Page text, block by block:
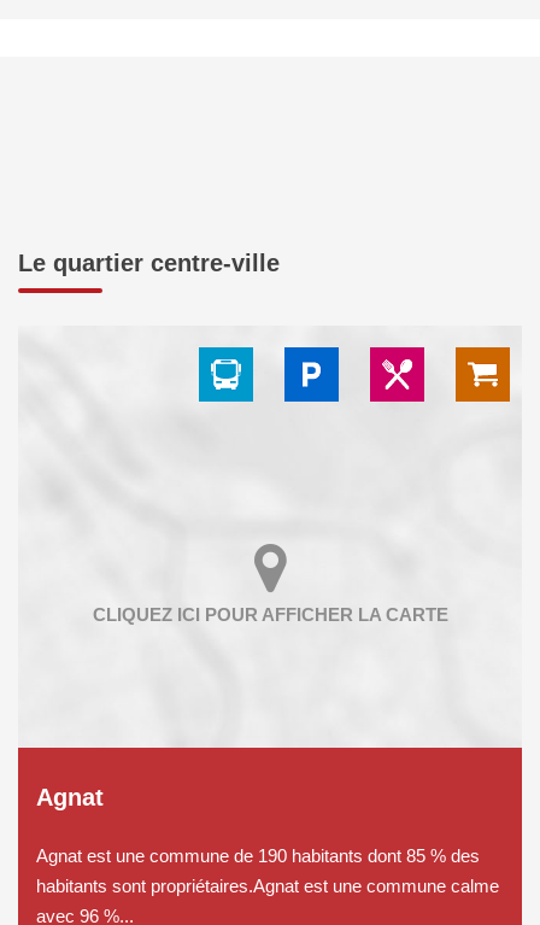
Le quartier centre-ville
Agnat
Agnat est une commune de 190 habitants dont 85 % des
habitants sont propriétaires.Agnat est une commune calme
avec 96 %...